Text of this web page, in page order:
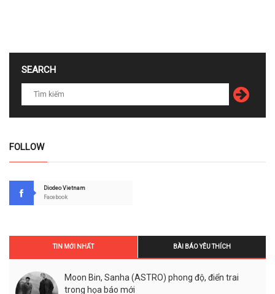
SEARCH
FOLLOW
Diodeo Vietnam
Facebook
TIN MỚI NHẤT BÀI BÁO YÊU THÍCH
Moon Bin, Sanha (ASTRO) phong độ, điển trai
trong họa báo mới